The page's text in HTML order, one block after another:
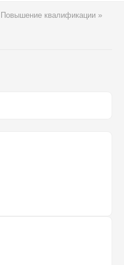
Повышение квалификации »